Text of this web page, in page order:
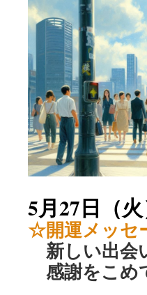
キ
ッ
5月27日（
☆開運メッセ
新しい出会
感謝をこめ